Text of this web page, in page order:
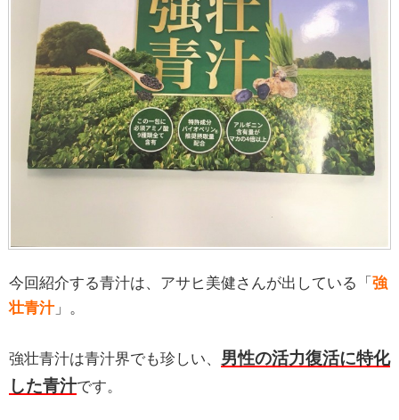
今回紹介する青汁は、アサヒ美健さんが出している「 強
壮青汁」。
強壮青汁は青汁界でも珍しい、 男性の活力復活に特化
した青汁です。